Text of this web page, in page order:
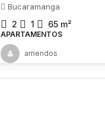
Bucaramanga
2 1 65 m²
APARTAMENTOS
arriendos